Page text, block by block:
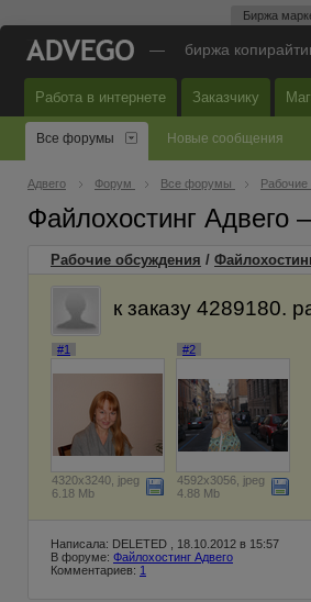
Биржа
— биржа
Работа в интернете Заказчику
Все форумы Новые сообщения
Адвего Форум Все форумы Рабочие
Файлохостинг
Рабочие обсуждения /
к заказу 4289180.
#1
4320x3240, jpeg
6.18 Mb
#2
4592x3056, jpeg
4.88 Mb
Написала: DELETED , 18.10.2012 в 15:57
В форуме: Файлохостинг Адвего
Комментариев: 1